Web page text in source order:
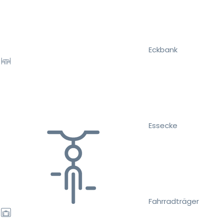
Eckbank
Essecke
Fahrradträger